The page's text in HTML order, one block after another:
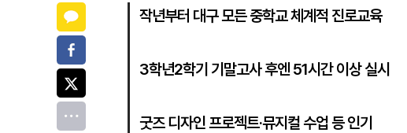
작년부터 대구 모든 중학교 체계적 진로교육
3학년2학기 기말고사 후엔 51시간 이상 실시
굿즈 디자인 프로젝트·뮤지컬 수업 등 인기